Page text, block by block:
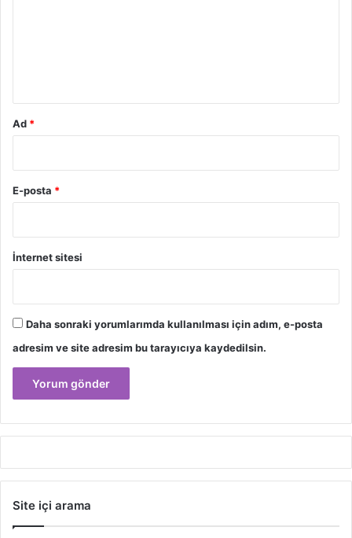
Ad *
E-posta *
İnternet sitesi
Daha sonraki yorumlarımda kullanılması için adım, e-posta
adresim ve site adresim bu tarayıcıya kaydedilsin.
Site içi arama